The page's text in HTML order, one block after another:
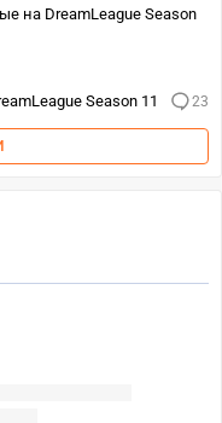
на DreamLeague Season
Season 11
23